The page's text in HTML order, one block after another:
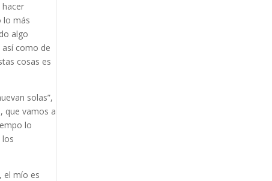
hacer
lo más
algo
como de
cosas es
solas”,
que vamos a
lo
los
el mío es